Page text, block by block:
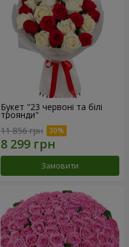
Букет "23 червоні та білі
троянди"
11 856 грн
Замовити